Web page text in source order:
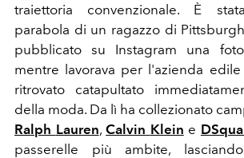
traiettoria convenzionale. È
parabola di un ragazzo di
pubblicato su Instagram una
mentre lavorava per l'azienda
ritrovato catapultato
della moda. Da lì ha collezionato
Ralph Lauren,Calvin Klein e
passerelle più ambite,